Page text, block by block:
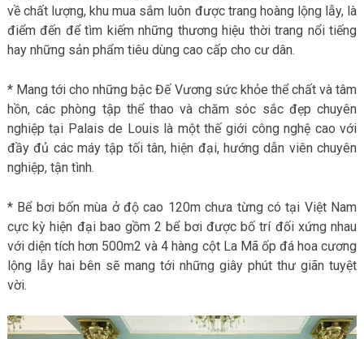
về chất lượng, khu mua sắm luôn được trang hoàng lộng lẫy, là
điểm đến để tìm kiếm những thương hiệu thời trang nổi tiếng
hay những sản phẩm tiêu dùng cao cấp cho cư dân.
* Mang tới cho những bậc Đế Vương sức khỏe thể chất và tâm
hồn, các phòng tập thể thao và chăm sóc sắc đẹp chuyên
nghiệp tại Palais de Louis là một thế giới công nghệ cao với
đầy đủ các máy tập tối tân, hiện đại, hướng dẫn viên chuyên
nghiệp, tận tình.
* Bể bơi bốn mùa ở độ cao 120m chưa từng có tại Việt Nam
cực kỳ hiện đại bao gồm 2 bể bơi được bố trí đối xứng nhau
với diện tích hơn 500m2 và 4 hàng cột La Mã ốp đá hoa cương
lộng lẫy hai bên sẽ mang tới những giây phút thư giãn tuyệt
vời.